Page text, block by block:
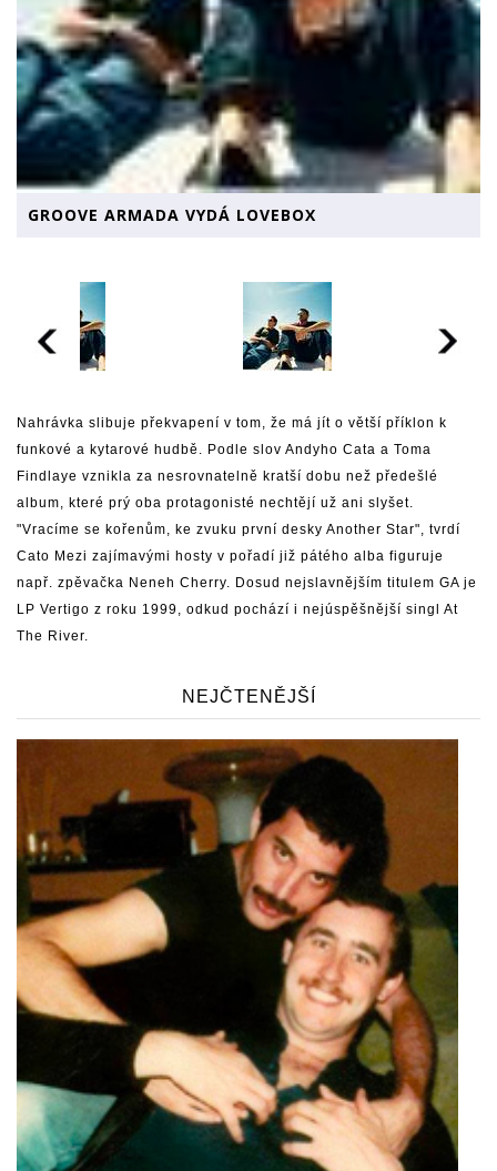
GROOVE ARMADA VYDÁ LOVEBOX
Nahrávka slibuje překvapení v tom, že má jít o větší příklon k
funkové a kytarové hudbě. Podle slov Andyho Cata a Toma
Findlaye vznikla za nesrovnatelně kratší dobu než předešlé
album, které prý oba protagonisté nechtějí už ani slyšet.
"Vracíme se kořenům, ke zvuku první desky Another Star", tvrdí
Cato Mezi zajímavými hosty v pořadí již pátého alba figuruje
např. zpěvačka Neneh Cherry. Dosud nejslavnějším titulem GA je
LP Vertigo z roku 1999, odkud pochází i nejúspěšnější singl At
The River.
NEJČTENĚJŠÍ